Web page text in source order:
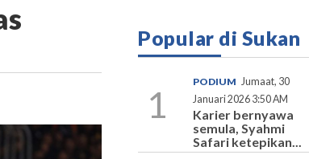
Popular di Sukan
1
PODIUM Jumaat, 30
Januari 2026 3:50 AM
Karier bernyawa
semula, Syahmi
Safari ketepikan...